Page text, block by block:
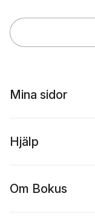
Mina sidor
Hjälp
Om Bokus